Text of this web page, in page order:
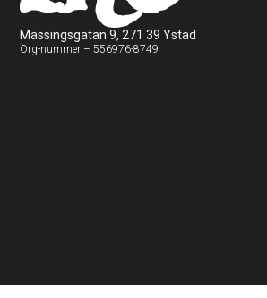
Mässingsgatan 9, 271 39 Ystad
Org-nummer – 556976-8749